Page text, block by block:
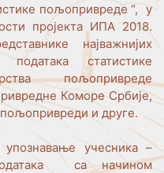
пољопривреде “, у
пројекта ИПА 2018.
најважнијих
статистике
пољопривреде
Коморе Србије,
и друге.
учесника –
са начином